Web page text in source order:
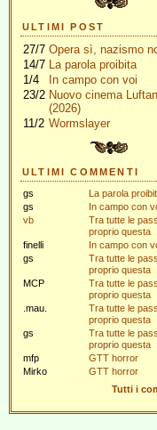
ULTIMI POST
27/7 Opera sì, nazismo
14/7 La parola proibita
1/4
In campo con voi
23/2 Nuovo cinema
(2026)
11/2 Wormslayer
ULTIMI COMMENTI
gs
La parola
gs
In campo con
vb
Tra tutte le
proprio questa
finelli
In campo con
gs
Tra tutte le
proprio questa
MCP
Tra tutte le
proprio questa
.mau.
Tra tutte le
proprio questa
gs
Tra tutte le
proprio questa
mfp
GTT horror
Mirko
GTT horror
Tutti i